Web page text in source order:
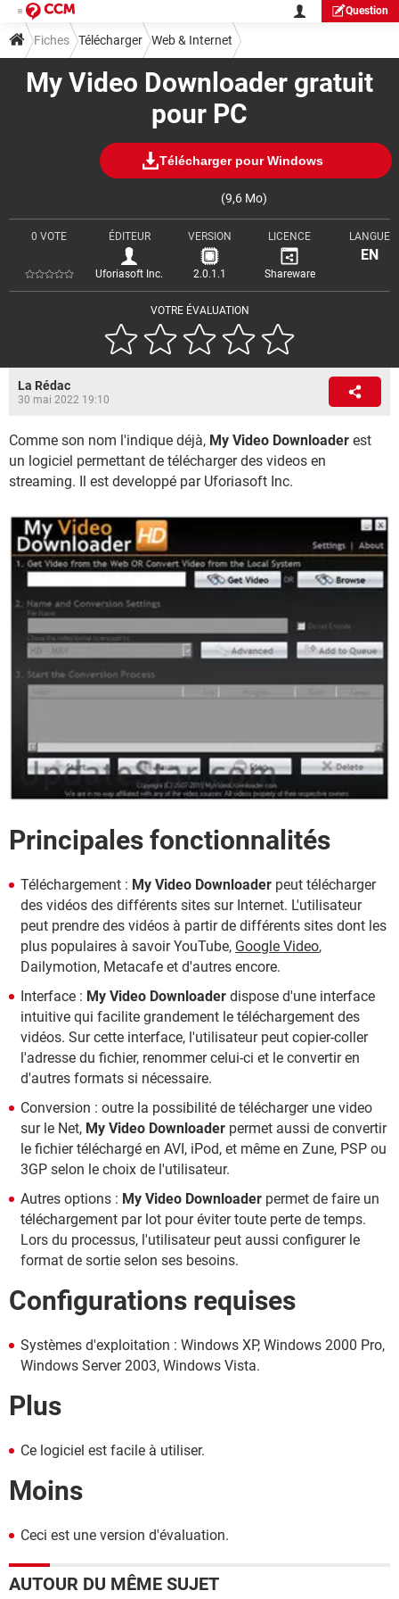
Question
My Video Downloader gratuit
pour PC
Télécharger pour Windows
(9,6 Mo)
VOTRE ÉVALUATION
0 VOTE ÉDITEUR
Uforiasoft Inc.
VERSION
2.0.1.1
LICENCE
Shareware
LANGUE
EN
Fiches Télécharger Web & Internet
Téléchargement & Transfert
La Rédac
30 mai 2022 19:10
Comme son nom l'indique déjà, My Video Downloader est
un logiciel permettant de télécharger des videos en
streaming. Il est developpé par Uforiasoft Inc.
Principales fonctionnalités
Téléchargement : My Video Downloader peut télécharger
des vidéos des différents sites sur Internet. L'utilisateur
peut prendre des vidéos à partir de différents sites dont les
plus populaires à savoir YouTube, Google Video,
Dailymotion, Metacafe et d'autres encore.
Interface : My Video Downloader dispose d'une interface
intuitive qui facilite grandement le téléchargement des
vidéos. Sur cette interface, l'utilisateur peut copier-coller
l'adresse du fichier, renommer celui-ci et le convertir en
d'autres formats si nécessaire.
Conversion : outre la possibilité de télécharger une video
sur le Net, My Video Downloader permet aussi de convertir
le fichier téléchargé en AVI, iPod, et même en Zune, PSP ou
3GP selon le choix de l'utilisateur.
Autres options : My Video Downloader permet de faire un
téléchargement par lot pour éviter toute perte de temps.
Lors du processus, l'utilisateur peut aussi configurer le
format de sortie selon ses besoins.
Configurations requises
Systèmes d'exploitation : Windows XP, Windows 2000 Pro,
Windows Server 2003, Windows Vista.
Plus
Ce logiciel est facile à utiliser.
Moins
Ceci est une version d'évaluation.
AUTOUR DU MÊME SUJET